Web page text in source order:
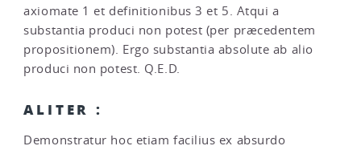
axiomate 1 et definitionibus 3 et 5. Atqui a
substantia produci non potest (per præcedentem
propositionem). Ergo substantia absolute ab alio
produci non potest. Q.E.D.
ALITER :
Demonstratur hoc etiam facilius ex absurdo